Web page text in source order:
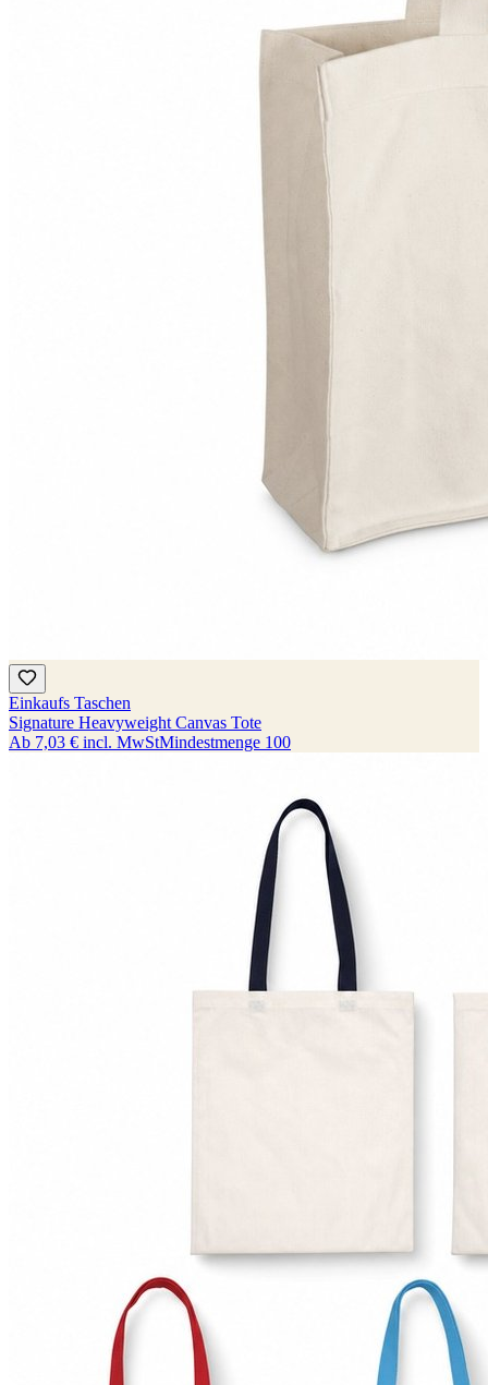
Einkaufs Taschen
Signature Heavyweight Canvas Tote
Ab 7,03 € incl. MwStMindestmenge 100